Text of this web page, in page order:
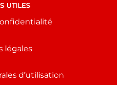
UTILES
légales
d’utilisation